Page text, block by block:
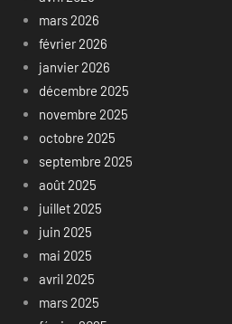
mars 2026
février 2026
janvier 2026
décembre 2025
novembre 2025
octobre 2025
septembre 2025
août 2025
juillet 2025
juin 2025
mai 2025
avril 2025
mars 2025